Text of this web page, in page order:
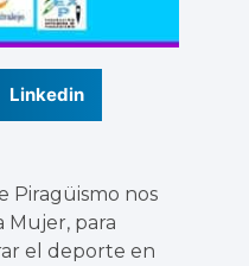
Linkedin
Piragüismo nos
Mujer, para
el deporte en